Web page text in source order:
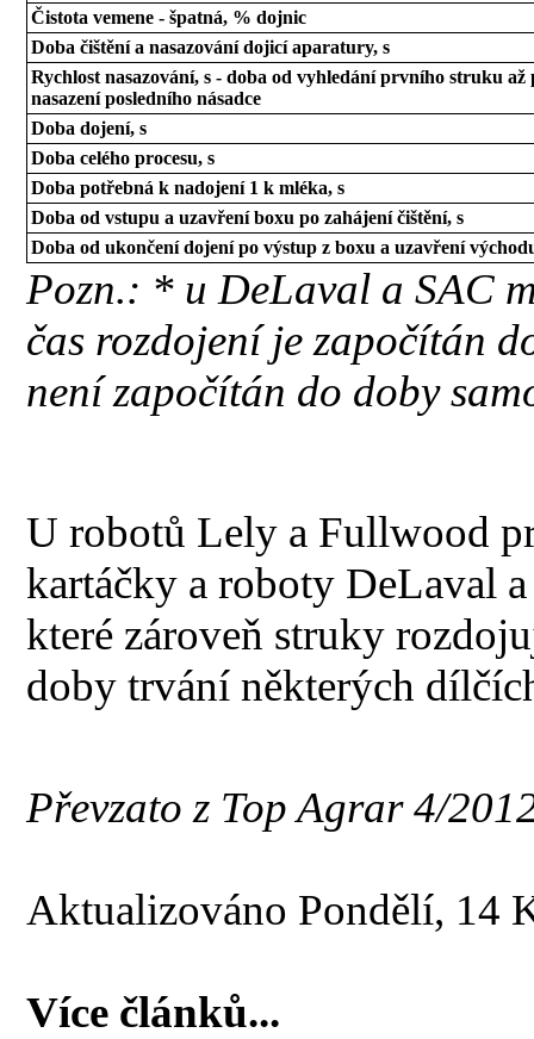
Čistota vemene - špatná, % dojnic
Doba čištění a nasazování dojicí aparatury, s
Rychlost nasazování, s - doba od vyhledání prvního struku až
nasazení posledního násadce
Doba dojení, s
Doba celého procesu, s
Doba potřebná k nadojení 1 k mléka, s
Doba od vstupu a uzavření boxu po zahájení čištění, s
Doba od ukončení dojení po výstup z boxu a uzavření
Pozn.: * u DeLaval a SAC
čas rozdojení je započítán
není započítán do doby
U robotů Lely a Fullwood
kartáčky a roboty DeLaval
které zároveň struky
doby trvání některých
Převzato z Top Agrar 4/
Aktualizováno Pondělí, 14
Více článků...